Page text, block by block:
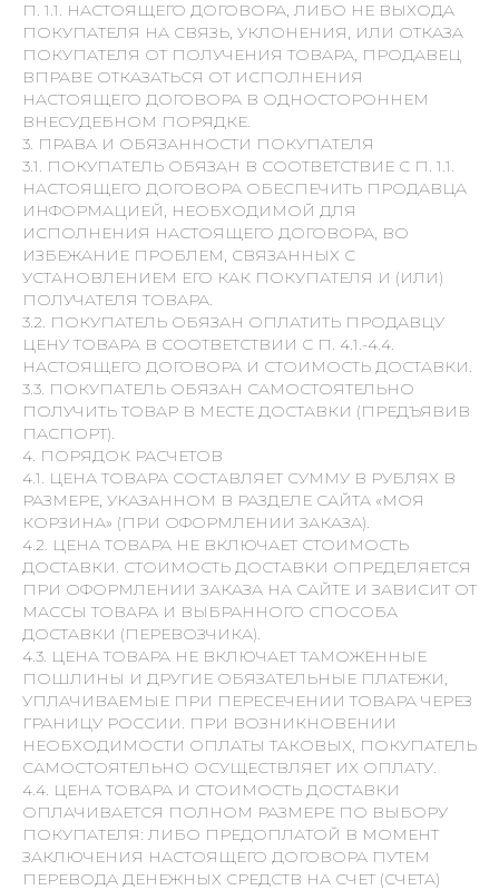
П. 1.1. НАСТОЯЩЕГО ДОГОВОРА, ЛИБО НЕ ВЫХОДА
ПОКУПАТЕЛЯ НА СВЯЗЬ, УКЛОНЕНИЯ, ИЛИ ОТКАЗА
ПОКУПАТЕЛЯ ОТ ПОЛУЧЕНИЯ ТОВАРА, ПРОДАВЕЦ
ВПРАВЕ ОТКАЗАТЬСЯ ОТ ИСПОЛНЕНИЯ
НАСТОЯЩЕГО ДОГОВОРА В ОДНОСТОРОННЕМ
ВНЕСУДЕБНОМ ПОРЯДКЕ.
3. ПРАВА И ОБЯЗАННОСТИ ПОКУПАТЕЛЯ
3.1. ПОКУПАТЕЛЬ ОБЯЗАН В СООТВЕТСТВИЕ С П. 1.1.
НАСТОЯЩЕГО ДОГОВОРА ОБЕСПЕЧИТЬ ПРОДАВЦА
ИНФОРМАЦИЕЙ, НЕОБХОДИМОЙ ДЛЯ
ИСПОЛНЕНИЯ НАСТОЯЩЕГО ДОГОВОРА, ВО
ИЗБЕЖАНИЕ ПРОБЛЕМ, СВЯЗАННЫХ С
УСТАНОВЛЕНИЕМ ЕГО КАК ПОКУПАТЕЛЯ И (ИЛИ)
ПОЛУЧАТЕЛЯ ТОВАРА.
3.2. ПОКУПАТЕЛЬ ОБЯЗАН ОПЛАТИТЬ ПРОДАВЦУ
ЦЕНУ ТОВАРА В СООТВЕТСТВИИ С П. 4.1.-4.4.
НАСТОЯЩЕГО ДОГОВОРА И СТОИМОСТЬ ДОСТАВКИ.
3.3. ПОКУПАТЕЛЬ ОБЯЗАН САМОСТОЯТЕЛЬНО
ПОЛУЧИТЬ ТОВАР В МЕСТЕ ДОСТАВКИ (ПРЕДЪЯВИВ
ПАСПОРТ).
4. ПОРЯДОК РАСЧЕТОВ
4.1. ЦЕНА ТОВАРА СОСТАВЛЯЕТ СУММУ В РУБЛЯХ В
РАЗМЕРЕ, УКАЗАННОМ В РАЗДЕЛЕ САЙТА «МОЯ
КОРЗИНА» (ПРИ ОФОРМЛЕНИИ ЗАКАЗА).
4.2. ЦЕНА ТОВАРА НЕ ВКЛЮЧАЕТ СТОИМОСТЬ
ДОСТАВКИ. СТОИМОСТЬ ДОСТАВКИ ОПРЕДЕЛЯЕТСЯ
ПРИ ОФОРМЛЕНИИ ЗАКАЗА НА САЙТЕ И ЗАВИСИТ ОТ
МАССЫ ТОВАРА И ВЫБРАННОГО СПОСОБА
ДОСТАВКИ (ПЕРЕВОЗЧИКА).
4.3. ЦЕНА ТОВАРА НЕ ВКЛЮЧАЕТ ТАМОЖЕННЫЕ
ПОШЛИНЫ И ДРУГИЕ ОБЯЗАТЕЛЬНЫЕ ПЛАТЕЖИ,
УПЛАЧИВАЕМЫЕ ПРИ ПЕРЕСЕЧЕНИИ ТОВАРА ЧЕРЕЗ
ГРАНИЦУ РОССИИ. ПРИ ВОЗНИКНОВЕНИИ
НЕОБХОДИМОСТИ ОПЛАТЫ ТАКОВЫХ, ПОКУПАТЕЛЬ
САМОСТОЯТЕЛЬНО ОСУЩЕСТВЛЯЕТ ИХ ОПЛАТУ.
4.4. ЦЕНА ТОВАРА И СТОИМОСТЬ ДОСТАВКИ
ОПЛАЧИВАЕТСЯ ПОЛНОМ РАЗМЕРЕ ПО ВЫБОРУ
ПОКУПАТЕЛЯ: ЛИБО ПРЕДОПЛАТОЙ В МОМЕНТ
ЗАКЛЮЧЕНИЯ НАСТОЯЩЕГО ДОГОВОРА ПУТЕМ
ПЕРЕВОДА ДЕНЕЖНЫХ СРЕДСТВ НА СЧЕТ (СЧЕТА)